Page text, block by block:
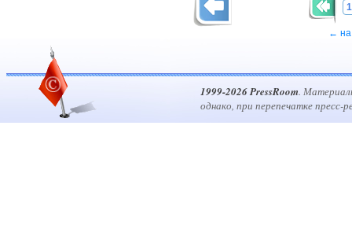
← на
1999-2026 PressRoom.
однако, при перепечатке пресс-